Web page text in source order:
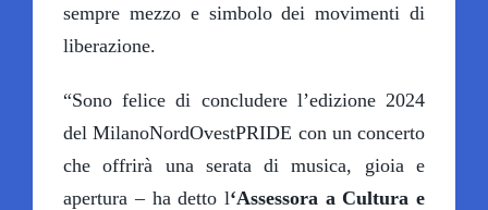
sempre mezzo e simbolo dei movimenti di
liberazione.
“Sono felice di concludere l’edizione 2024
del MilanoNordOvestPRIDE con un concerto
che offrirà una serata di musica, gioia e
apertura – ha detto l‘Assessora a Cultura e